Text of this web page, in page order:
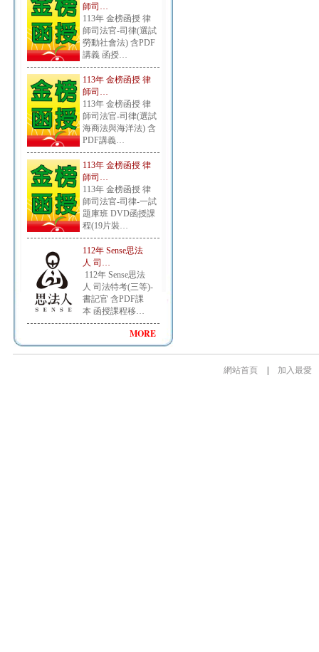
師司…
113年 金榜函授 律
師司法官-司律(選試
勞動社會法) 含PDF
講義 函授…
113年 金榜函授 律
師司…
113年 金榜函授 律
師司法官-司律(選試
海商法與海洋法) 含
PDF講義…
113年 金榜函授 律
師司…
113年 金榜函授 律
師司法官-司律-一試
題庫班 DVD函授課
程(19片裝…
112年 Sense思法
人 司…
112年 Sense思法
人 司法特考(三等)-
書記官 含PDF課
本 函授課程移…
MORE
網站首頁 加入最愛